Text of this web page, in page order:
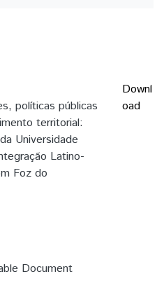
políticas públicas
territorial:
Universidade
Latino-
Foz do
Document
Downl
oad